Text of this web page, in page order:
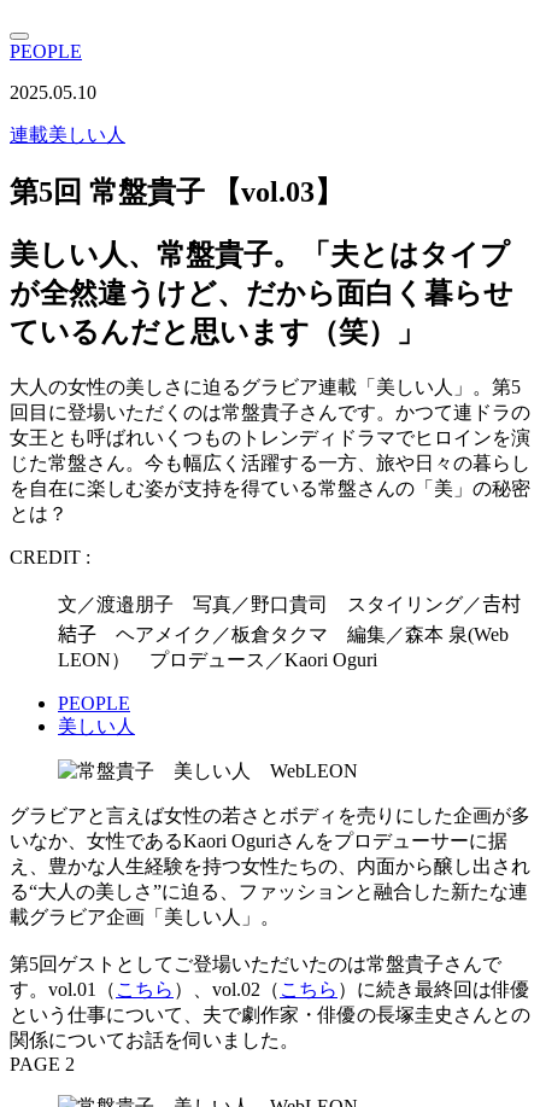
PEOPLE
2025.05.10
連載美しい人
第5回 常盤貴子 【vol.03】
美しい人、常盤貴子。「夫とはタイプ
が全然違うけど、だから面白く暮らせ
ているんだと思います（笑）」
大人の女性の美しさに迫るグラビア連載「美しい人」。第5
回目に登場いただくのは常盤貴子さんです。かつて連ドラの
女王とも呼ばれいくつものトレンディドラマでヒロインを演
じた常盤さん。今も幅広く活躍する一方、旅や日々の暮らし
を自在に楽しむ姿が支持を得ている常盤さんの「美」の秘密
とは？
CREDIT :
文／渡邉朋子 写真／野口貴司 スタイリング／𠮷村
結子 ヘアメイク／板倉タクマ 編集／森本 泉(Web
LEON） プロデュース／Kaori Oguri
PEOPLE
美しい人
グラビアと言えば女性の若さとボディを売りにした企画が多
いなか、女性であるKaori Oguriさんをプロデューサーに据
え、豊かな人生経験を持つ女性たちの、内面から醸し出され
る“大人の美しさ”に迫る、ファッションと融合した新たな連
載グラビア企画「美しい人」。
第5回ゲストとしてご登場いただいたのは常盤貴子さんで
す。vol.01（ こちら ）、vol.02（ こちら ）に続き最終回は俳優
という仕事について、夫で劇作家・俳優の長塚圭史さんとの
関係についてお話を伺いました。
PAGE 2